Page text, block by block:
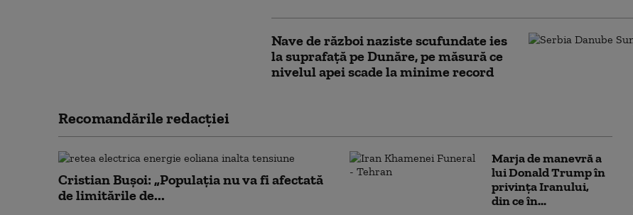
Nave de război naziste scufundate ies
la suprafață pe Dunăre, pe măsură ce
nivelul apei scade la minime record
Recomandările redacţiei
Cristian Bușoi: „Populația nu va fi afectată
de limitările de...
Marja de manevră a
lui Donald Trump în
privința Iranului,
din ce în...